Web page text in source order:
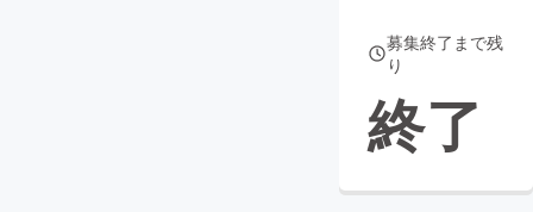
募集終了まで残
り
終了